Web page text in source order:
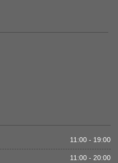
11:00 - 19:00
11:00 - 20:00